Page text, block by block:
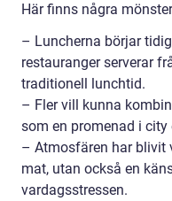
Här finns några
– Luncherna börjar
restauranger serverar
traditionell lunchtid.
– Fler vill kunna
som en promenad i
– Atmosfären har blivit
mat, utan också en
vardagsstressen.